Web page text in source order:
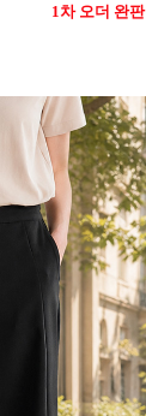
1차 오더 완판